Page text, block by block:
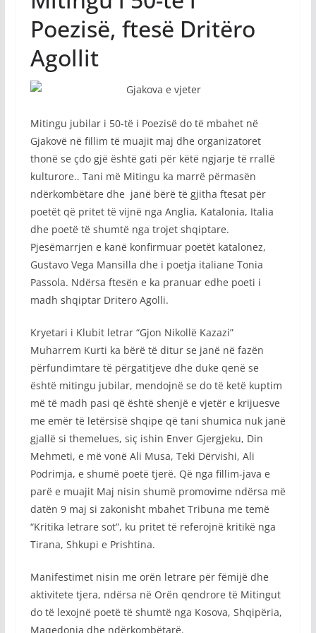
Poezisë, ftesë Dritëro
Agollit
Mitingu jubilar i 50-të i Poezisë do të mbahet në
Gjakovë në fillim të muajit maj dhe organizatoret
thonë se çdo gjë është gati për këtë ngjarje të rrallë
kulturore.. Tani më Mitingu ka marrë përmasën
ndërkombëtare dhe janë bërë të gjitha ftesat për
poetët që pritet të vijnë nga Anglia, Katalonia, Italia
dhe poetë të shumtë nga trojet shqiptare.
Pjesëmarrjen e kanë konfirmuar poetët katalonez,
Gustavo Vega Mansilla dhe i poetja italiane Tonia
Passola. Ndërsa ftesën e ka pranuar edhe poeti i
madh shqiptar Dritero Agolli.
Kryetari i Klubit letrar “Gjon Nikollë Kazazi”
Muharrem Kurti ka bërë të ditur se janë në fazën
përfundimtare të përgatitjeve dhe duke qenë se
është mitingu jubilar, mendojnë se do të ketë kuptim
më të madh pasi që është shenjë e vjetër e krijuesve
me emër të letërsisë shqipe që tani shumica nuk janë
gjallë si themelues, siç ishin Enver Gjergjeku, Din
Mehmeti, e më vonë Ali Musa, Teki Dërvishi, Ali
Podrimja, e shumë poetë tjerë. Që nga fillim-java e
parë e muajit Maj nisin shumë promovime ndërsa më
datën 9 maj si zakonisht mbahet Tribuna me temë
“Kritika letrare sot”, ku pritet të referojnë kritikë nga
Tirana, Shkupi e Prishtina.
Manifestimet nisin me orën letrare për fëmijë dhe
aktivitete tjera, ndërsa në Orën qendrore të Mitingut
do të lexojnë poetë të shumtë nga Kosova, Shqipëria,
Maqedonia dhe ndërkombëtarë.